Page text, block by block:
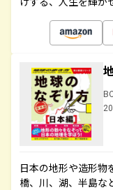
日本の地形や造形物
橋、川、湖、半島な